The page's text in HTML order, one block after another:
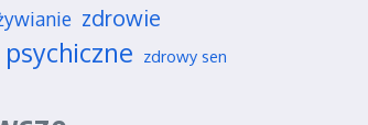
zdrowie
zdrowy sen